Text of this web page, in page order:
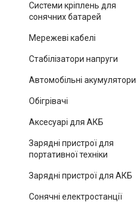
Системи кріплень для
сонячних батарей
Мережеві кабелі
Стабілізатори напруги
Автомобільні акумулятори
Обігрівачі
Аксесуарі для АКБ
Зарядні пристрої для
портативної техніки
Зарядні пристрої для АКБ
Сонячні електростанції